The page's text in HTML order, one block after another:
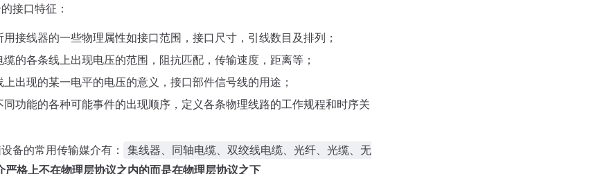
接口特征：
接线器的一些物理属性如接口范围，接口尺寸，引线数目及排列；
的各条线上出现电压的范围，阻抗匹配，传输速度，距离等；
出现的某一电平的电压的意义，接口部件信号线的用途；
功能的各种可能事件的出现顺序，定义各条物理线路的工作规程和时序关
备的常用传输媒介有：
集线器、同轴电缆、双绞线电缆、光纤、光缆、无
严格上不在物理层协议之内的而是在物理层协议之下